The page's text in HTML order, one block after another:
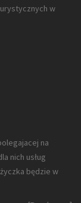
w
na
nich usług
będzie w